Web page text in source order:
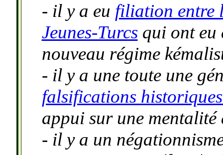
- il y a eu filiation entre
Jeunes-Turcsqui ont eu
nouveau régime
- il y a une toute une
falsifications
appui sur une mentalité
- il y a un